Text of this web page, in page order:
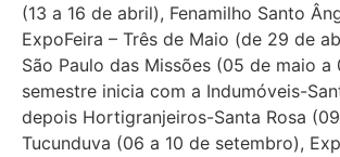
(13 a 16 de abril), Fenamilho Santo
ExpoFeira – Três de Maio (de 29 de
São Paulo das Missões (05 de maio a
semestre inicia com a Indumóveis-
depois Hortigranjeiros-Santa Rosa
Tucunduva (06 a 10 de setembro),